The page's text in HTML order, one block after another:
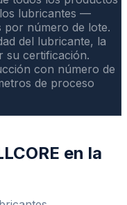
lubricantes —
por número de lote.
del lubricante, la
su certificación.
con número de
de proceso
en la